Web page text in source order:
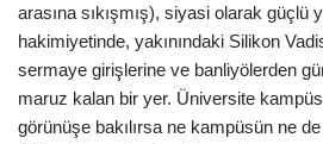
arasına sıkışmış), siyasi olarak güçlü
hakimiyetinde, yakınındaki Silikon
sermaye girişlerine ve banliyölerden
maruz kalan bir yer. Üniversite
görünüşe bakılırsa ne kampüsün ne